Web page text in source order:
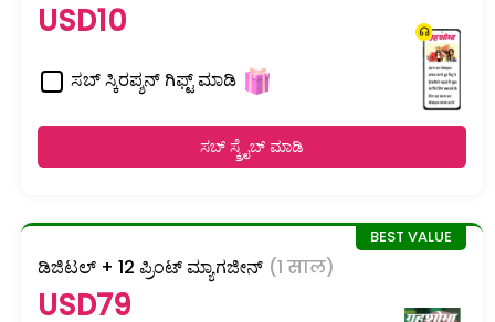
USD10
ಸಬ್ ಸ್ಕಿರಪ್ಶನ್ ಗಿಫ್ಟ್ ಮಾಡಿ
ಸಬ್ ಸ್ಕ್ರೈಬ್ ಮಾಡಿ
ಡಿಜಿಟಲ್ + 12 ಪ್ರಿಂಟ್ ಮ್ಯಾಗಜೀನ್ (1 साल)
USD79